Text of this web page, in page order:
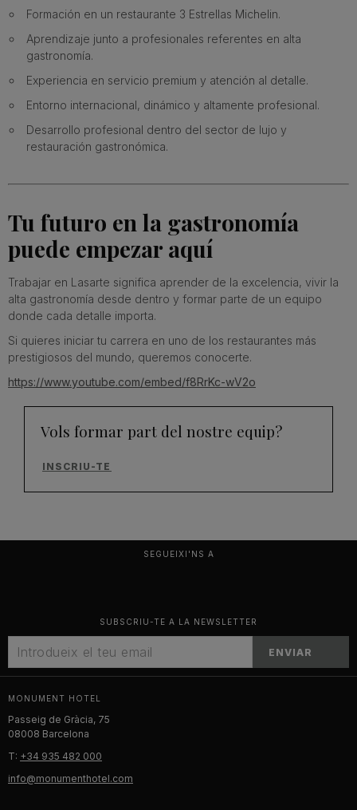
Formación en un restaurante 3 Estrellas Michelin.
Aprendizaje junto a profesionales referentes en alta
gastronomía.
Experiencia en servicio premium y atención al detalle.
Entorno internacional, dinámico y altamente profesional.
Desarrollo profesional dentro del sector de lujo y
restauración gastronómica.
Tu futuro en la gastronomía
puede empezar aquí
Trabajar en Lasarte significa aprender de la excelencia, vivir la
alta gastronomía desde dentro y formar parte de un equipo
donde cada detalle importa.
Si quieres iniciar tu carrera en uno de los restaurantes más
prestigiosos del mundo, queremos conocerte.
https://www.youtube.com/embed/f8RrKc-wV2o
Vols formar part del nostre equip?
INSCRIU-TE
SEGUEIXI'NS A
SUBSCRIU-TE A LA NEWSLETTER
ENVIAR
MONUMENT HOTEL
Passeig de Gràcia, 75
08008 Barcelona
T: +34 935 482 000
info@monumenthotel.com